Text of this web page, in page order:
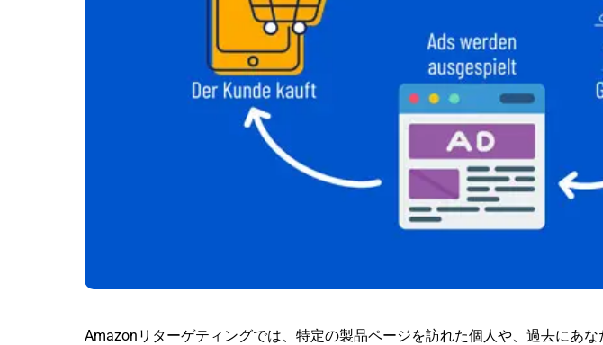
Amazonリターゲティングでは、特定の製品ページを訪れた個人や、過去にあ